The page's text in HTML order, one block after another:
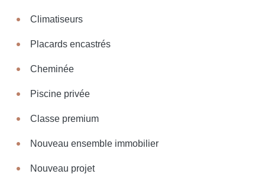
Climatiseurs
Placards encastrés
Cheminée
Piscine privée
Classe premium
Nouveau ensemble immobilier
Nouveau projet